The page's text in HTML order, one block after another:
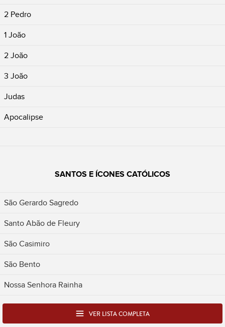
2 Pedro
1 João
2 João
3 João
Judas
Apocalipse
SANTOS E ÍCONES CATÓLICOS
São Gerardo Sagredo
Santo Abão de Fleury
São Casimiro
São Bento
Nossa Senhora Rainha
VER LISTA COMPLETA